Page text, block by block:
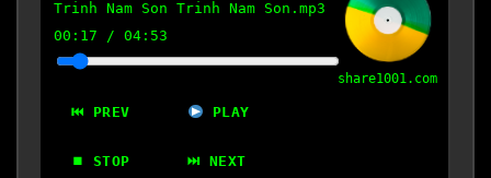
Trinh Nam Son Trinh Nam Son.mp3
00:18 / 04:53
⏮ PREV PLAY
⏹ STOP ⏭ NEXT
share1001.com